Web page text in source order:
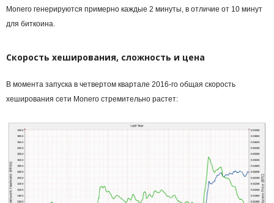
Monero генерируются примерно каждые 2 минуты, в отличие от 10 минут
для биткоина.
Скорость хеширования, сложность и цена
В момента запуска в четвертом квартале 2016-го общая скорость
хеширования сети Monero стремительно растет: